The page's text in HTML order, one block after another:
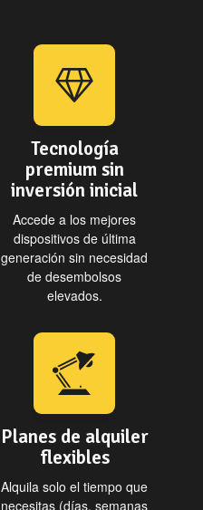
Tecnología
premium sin
inversión inicial
Accede a los mejores
dispositivos de última
generación sin necesidad
de desembolsos
elevados.
Planes de alquiler
flexibles
Alquila solo el tiempo que
necesitas (días, semanas